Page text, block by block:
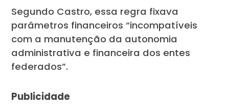
Segundo Castro, essa regra fixava
parâmetros financeiros “incompatíveis
com a manutenção da autonomia
administrativa e financeira dos entes
federados”.
Publicidade